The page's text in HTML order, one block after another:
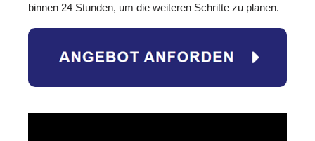
binnen 24 Stunden, um die weiteren Schritte zu planen.